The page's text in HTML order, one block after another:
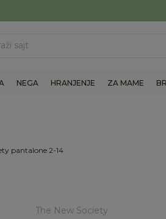
sajt
NEGA HRANJENJE ZA MAME
pantalone 2-14
The New Society